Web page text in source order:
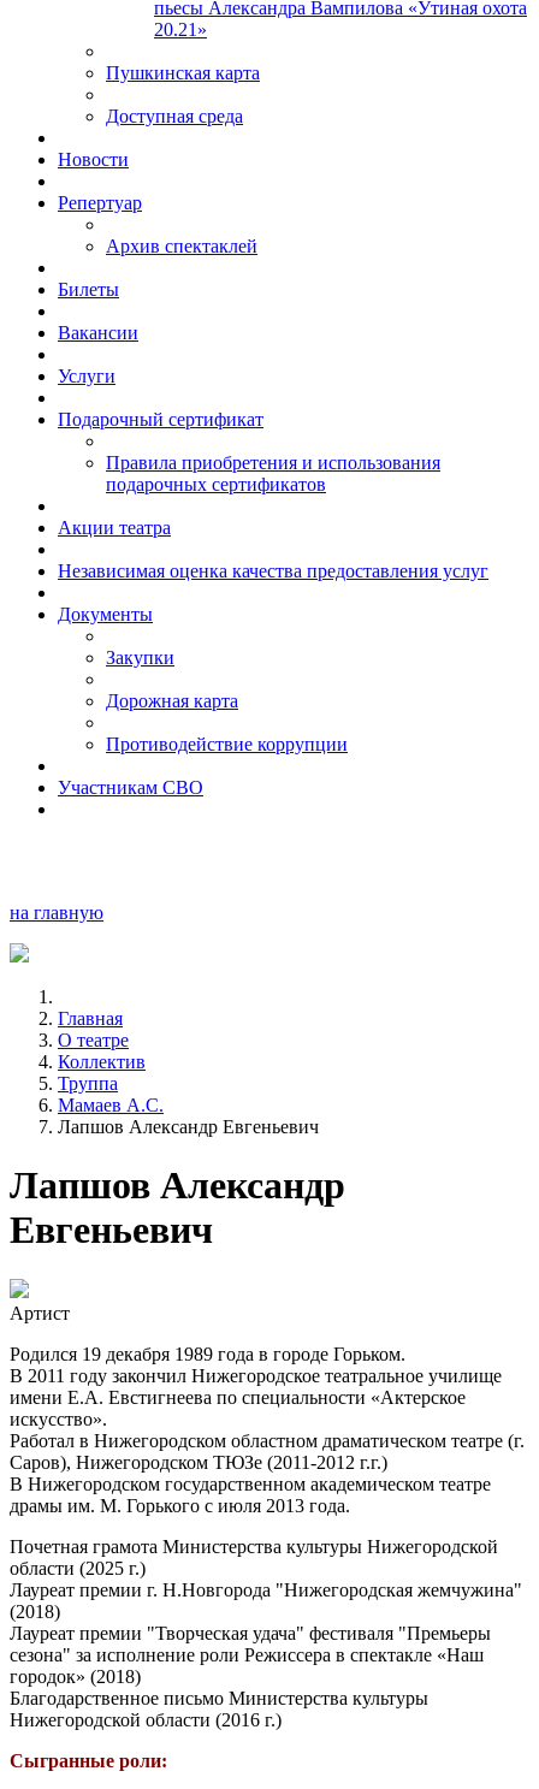
пьесы Александра Вампилова «Утиная охота
20.21»
Пушкинская карта
Доступная среда
Новости
Репертуар
Архив спектаклей
Билеты
Вакансии
Услуги
Подарочный сертификат
Правила приобретения и использования
подарочных сертификатов
Акции театра
Независимая оценка качества предоставления услуг
Документы
Закупки
Дорожная карта
Противодействие коррупции
Участникам СВО
на главную
Главная
О театре
Коллектив
Труппа
Мамаев А.С.
Лапшов Александр Евгеньевич
Лапшов Александр
Евгеньевич
Артист
Родился 19 декабря 1989 года в городе Горьком.
В 2011 году закончил Нижегородское театральное училище
имени Е.А. Евстигнеева по специальности «Актерское
искусство».
Работал в Нижегородском областном драматическом театре (г.
Саров), Нижегородском ТЮЗе (2011-2012 г.г.)
В Нижегородском государственном академическом театре
драмы им. М. Горького с июля 2013 года.
Почетная грамота Министерства культуры Нижегородской
области (2025 г.)
Лауреат премии г. Н.Новгорода "Нижегородская жемчужина"
(2018)
Лауреат премии "Творческая удача" фестиваля "Премьеры
сезона" за исполнение роли Режиссера в спектакле «Наш
городок» (2018)
Благодарственное письмо Министерства культуры
Нижегородской области (2016 г.)
Сыгранные роли: